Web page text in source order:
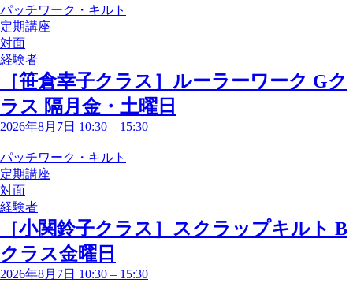
パッチワーク・キルト
定期講座
対面
経験者
［笹倉幸子クラス］ルーラーワーク Gク
ラス 隔月金・土曜日
2026年8月7日 10:30 – 15:30
パッチワーク・キルト
定期講座
対面
経験者
［小関鈴子クラス］スクラップキルト B
クラス金曜日
2026年8月7日 10:30 – 15:30